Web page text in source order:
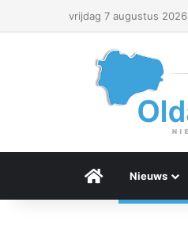
vrijdag 7 augustus 2026
Menu Item
Nieuws